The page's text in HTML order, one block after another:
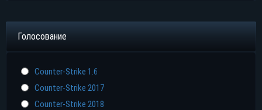
Голосование
Counter-Strike 1.6
Counter-Strike 2017
Counter-Strike 2018